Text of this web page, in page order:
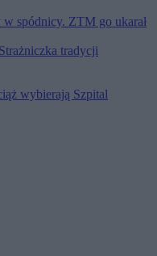
w spódnicy. ZTM go ukarał
tradycji
wybierają Szpital